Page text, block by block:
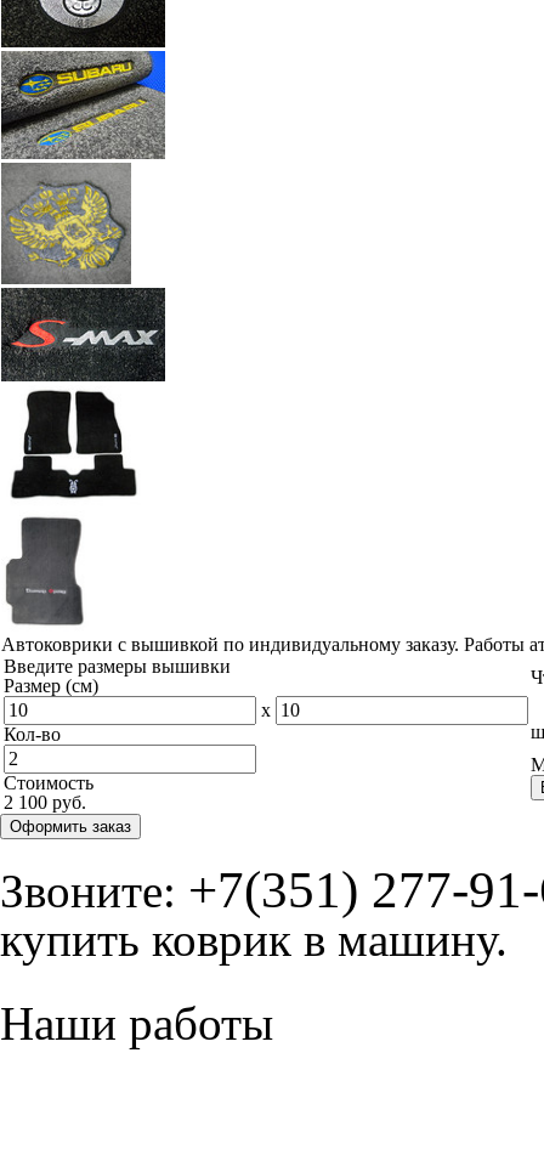
Автоковрики с вышивкой по индивидуальному заказу. Работы
Введите размеры вышивки
Размер (см)
x
Кол-во
Стоимость
2 100 руб.
Оформить заказ
Звоните: +7(351) 277-
купить коврик в машину.
Наши работы